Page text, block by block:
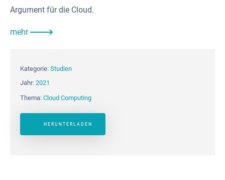
Argument für die Cloud.
mehr
Kategorie: Studien
Jahr: 2021
Thema: Cloud Computing
HERUNTERLADEN